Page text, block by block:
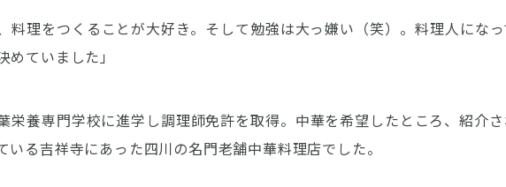
料理をつくることが大好き。そして勉強は大っ嫌い（笑）。料理人にな
ていました」
栄養専門学校に進学し調理師免許を取得。中華を希望したところ、紹介
る吉祥寺にあった四川の名門老舗中華料理店でした。